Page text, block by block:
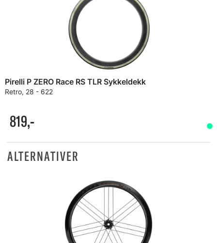
Pirelli P ZERO Race RS TLR Sykkeldekk
Retro, 28 - 622
819,-
ALTERNATIVER